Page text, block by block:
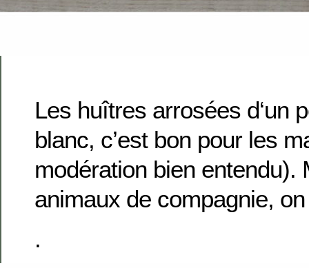
Les huîtres arrosées d‘un
blanc, c’est bon pour les
modération bien entendu).
animaux de compagnie,
.